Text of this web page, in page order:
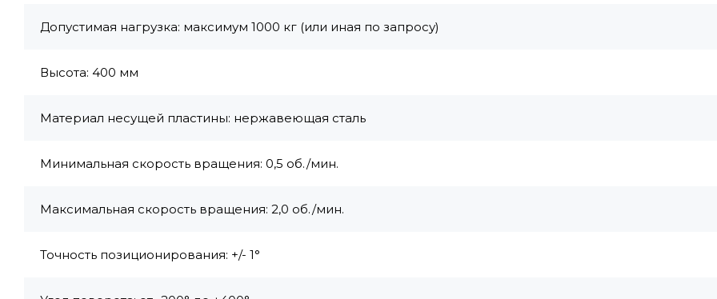
Допустимая нагрузка: максимум 1000 кг (или иная по запросу)
Высота: 400 мм
Материал несущей пластины: нержавеющая сталь
Минимальная скорость вращения: 0,5 об./мин.
Максимальная скорость вращения: 2,0 об./мин.
Точность позиционирования: +/- 1°